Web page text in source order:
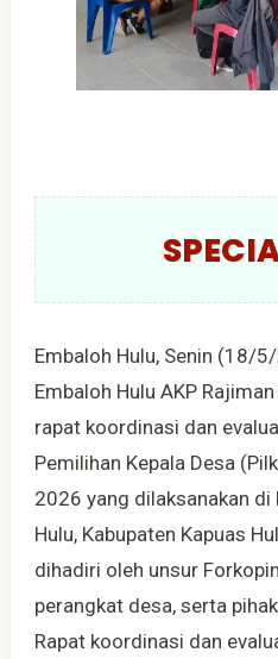
Embaloh Hulu, Senin (18/
Embaloh Hulu AKP
rapat koordinasi dan
Pemilihan Kepala Desa
2026 yang dilaksanakan
Hulu, Kabupaten Kapuas
dihadiri oleh unsur
perangkat desa, serta
Rapat koordinasi dan